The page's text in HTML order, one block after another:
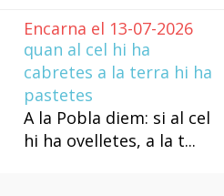
Encarna el 13-07-2026
quan al cel hi ha
cabretes a la terra hi ha
pastetes
A la Pobla diem: si al cel
hi ha ovelletes, a la t...